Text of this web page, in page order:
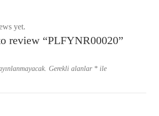
yet.
review “PLFYNR00020”
Gerekli alanlar * ile